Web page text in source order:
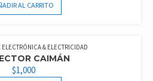
AL CARRITO
& ELECTRICIDAD
CAIMÁN
$1,000